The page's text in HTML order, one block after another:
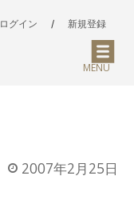
ログイン / 新規登録
MENU
2007年2月25日